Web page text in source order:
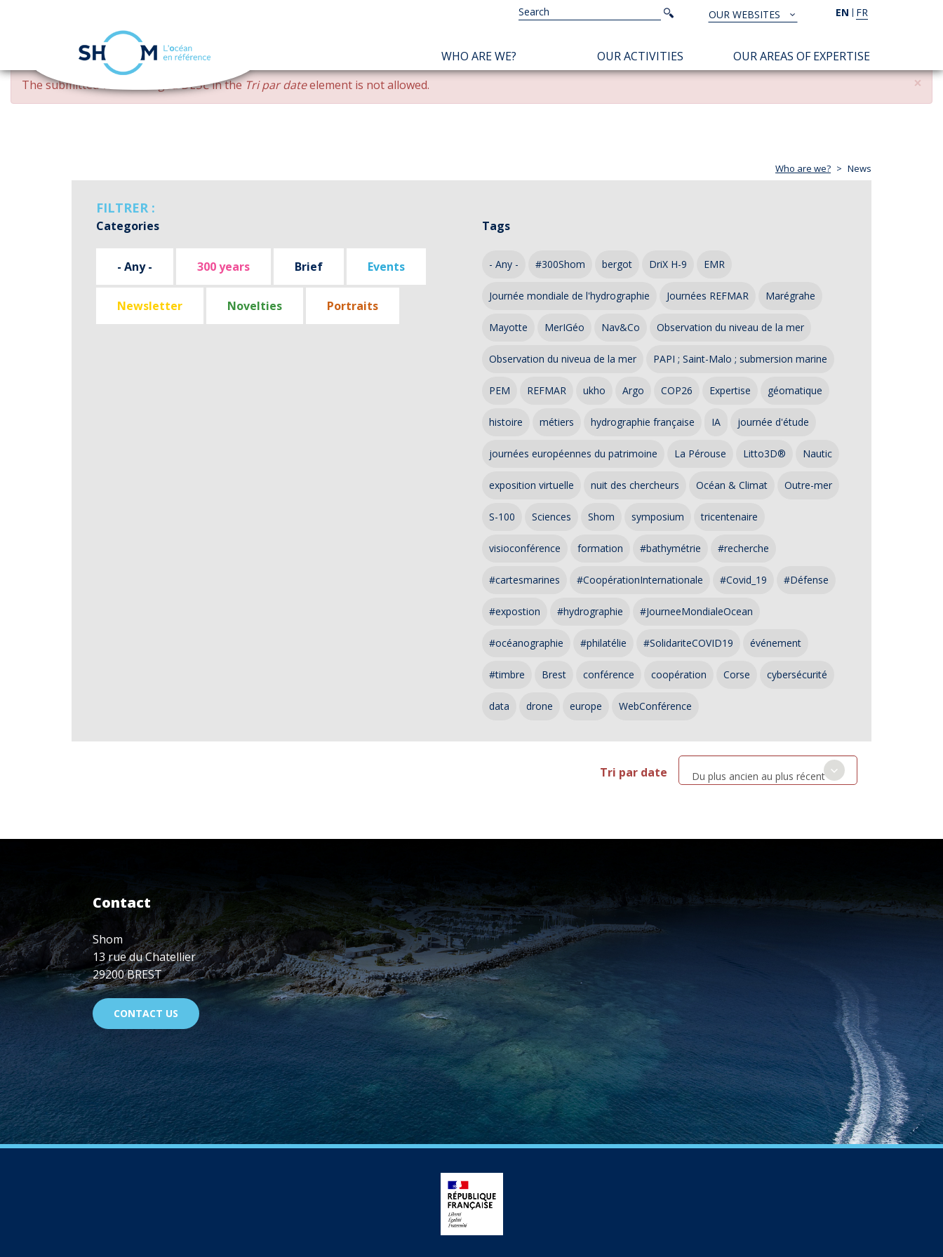
Skip
main
EN FR
TOUS
NOS
SITES
OUR WEBSITES
Search
Search
NAVIGATION
PRINCIPALE
WHO ARE WE? OUR ACTIVITIES OUR AREAS OF EXPERTISE
×
ERROR
MESSAGE
The submitted value changed DESCin theTri par dateelement is not allowed.
Who are we? News
FILTRER :
Categories
- Any - 300 years Brief Events
Newsletter Novelties Portraits
Tags
- Any - #300Shom bergot DriX H-9 EMR
Journée mondiale de l'hydrographie Journées REFMAR Marégrahe
Mayotte MerIGéo Nav&Co Observation du niveau de la mer
Observation du niveua de la mer PAPI ; Saint-Malo ; submersion marine
PEM REFMAR ukho Argo COP26 Expertise géomatique
histoire métiers hydrographie française IA journée d'étude
journées européennes du patrimoine La Pérouse Litto3D® Nautic
exposition virtuelle nuit des chercheurs Océan & Climat Outre-mer
S-100 Sciences Shom symposium tricentenaire
visioconférence formation #bathymétrie #recherche
#cartesmarines #CoopérationInternationale #Covid_19 #Défense
#expostion #hydrographie #JourneeMondialeOcean
#océanographie #philatélie #SolidariteCOVID19 événement
#timbre Brest conférence coopération Corse cybersécurité
data drone europe WebConférence
Tri par date Du plus ancien au plus récent
Contact
Shom
13 rue du Chatellier
29200 BREST
CONTACT US